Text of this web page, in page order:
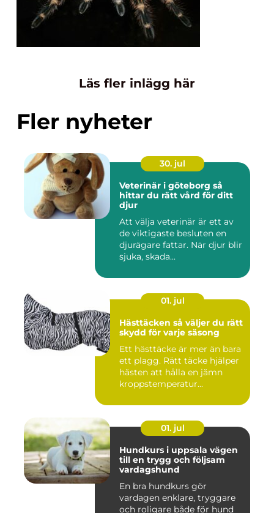
Läs fler inlägg här
Fler nyheter
30. jul
Veterinär i göteborg så
hittar du rätt vård för ditt
djur
Att välja veterinär är ett av
de viktigaste besluten en
djurägare fattar. När djur blir
sjuka, skada...
01. jul
Hästtäcken så väljer du rätt
skydd för varje säsong
Ett hästtäcke är mer än bara
ett plagg. Rätt täcke hjälper
hästen att hålla en jämn
kroppstemperatur...
01. jul
Hundkurs i uppsala vägen
till en trygg och följsam
vardagshund
En bra hundkurs gör
vardagen enklare, tryggare
och roligare både för hund